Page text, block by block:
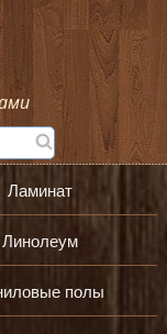
Ламинат
Линолеум
полы